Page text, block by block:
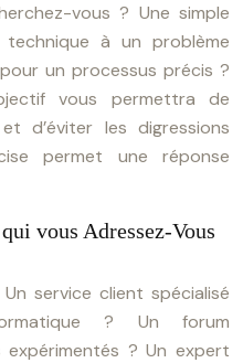
vous ? Une simple
à un problème
un processus précis ?
vous permettra de
d’éviter les digressions
permet une réponse
vous Adressez-Vous
service client spécialisé
? Un forum
expérimentés ? Un expert